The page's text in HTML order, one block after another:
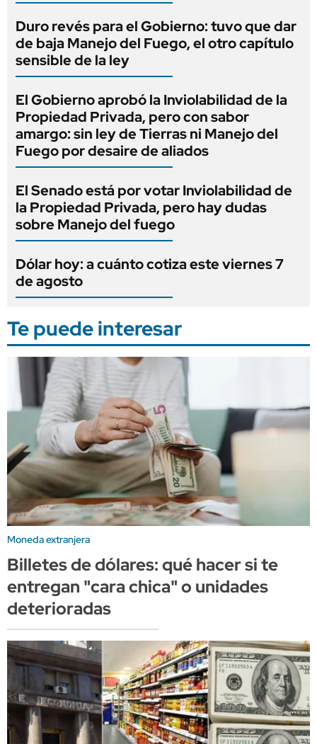
Duro revés para el Gobierno: tuvo que dar
de baja Manejo del Fuego, el otro capítulo
sensible de la ley
El Gobierno aprobó la Inviolabilidad de la
Propiedad Privada, pero con sabor
amargo: sin ley de Tierras ni Manejo del
Fuego por desaire de aliados
El Senado está por votar Inviolabilidad de
la Propiedad Privada, pero hay dudas
sobre Manejo del fuego
Dólar hoy: a cuánto cotiza este viernes 7
de agosto
Te puede interesar
Moneda extranjera
Billetes de dólares: qué hacer si te
entregan "cara chica" o unidades
deterioradas